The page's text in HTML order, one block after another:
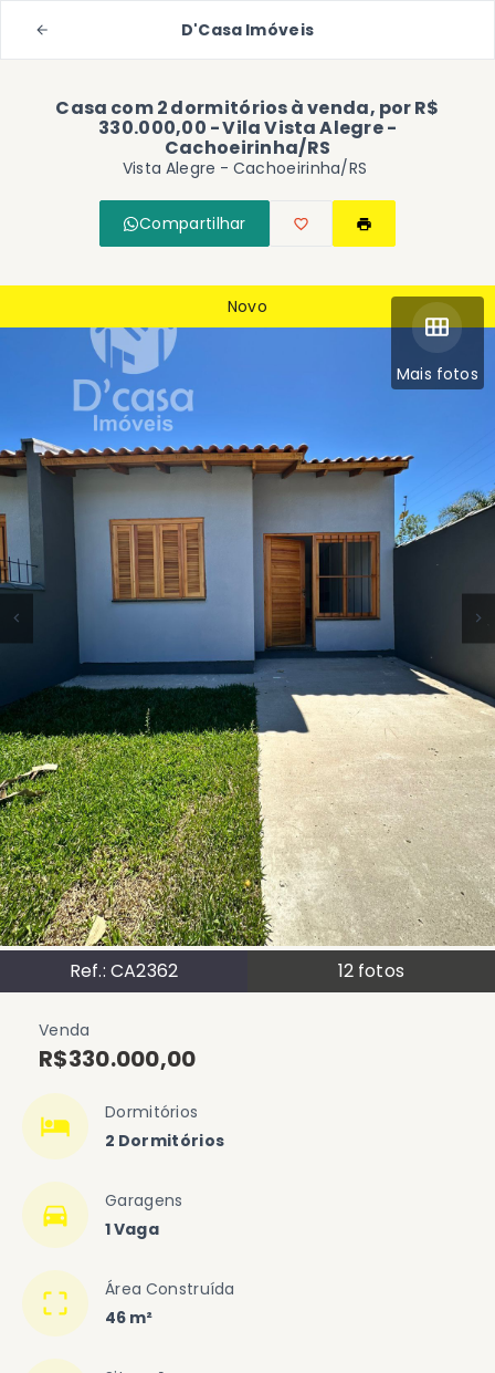
D'Casa Imóveis
Casa com 2 dormitórios à venda, por R$
330.000,00 - Vila Vista Alegre -
Cachoeirinha/RS
Vista Alegre - Cachoeirinha/RS
Compartilhar
Mais fotos
Ref.: CA2362 12 fotos
Novo
Venda
R$330.000,00
Dormitórios
2 Dormitórios
Garagens
1 Vaga
Área Construída
46 m²